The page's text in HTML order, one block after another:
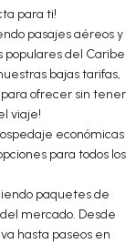
para ti!
pasajes aéreos y
populares del Caribe
bajas tarifas,
ofrecer sin tener
viaje!
económicas
para todos los
paquetes de
mercado. Desde
hasta paseos en